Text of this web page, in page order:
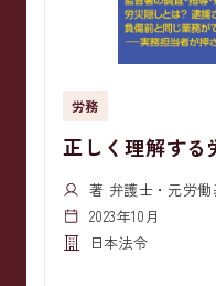
労務
正しく理解する
著 弁護士・元労
2023年10月
日本法令